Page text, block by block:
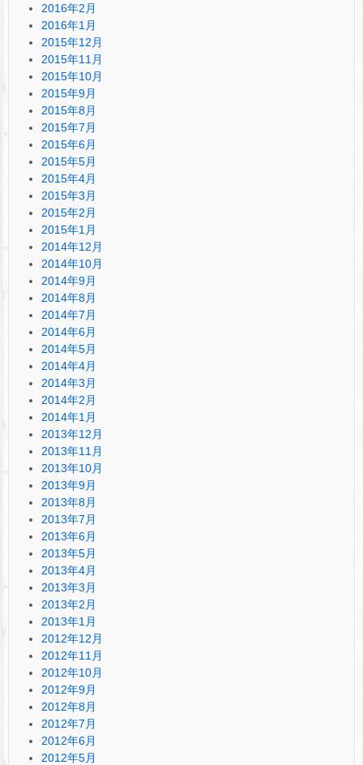
2016年2月
2016年1月
2015年12月
2015年11月
2015年10月
2015年9月
2015年8月
2015年7月
2015年6月
2015年5月
2015年4月
2015年3月
2015年2月
2015年1月
2014年12月
2014年10月
2014年9月
2014年8月
2014年7月
2014年6月
2014年5月
2014年4月
2014年3月
2014年2月
2014年1月
2013年12月
2013年11月
2013年10月
2013年9月
2013年8月
2013年7月
2013年6月
2013年5月
2013年4月
2013年3月
2013年2月
2013年1月
2012年12月
2012年11月
2012年10月
2012年9月
2012年8月
2012年7月
2012年6月
2012年5月